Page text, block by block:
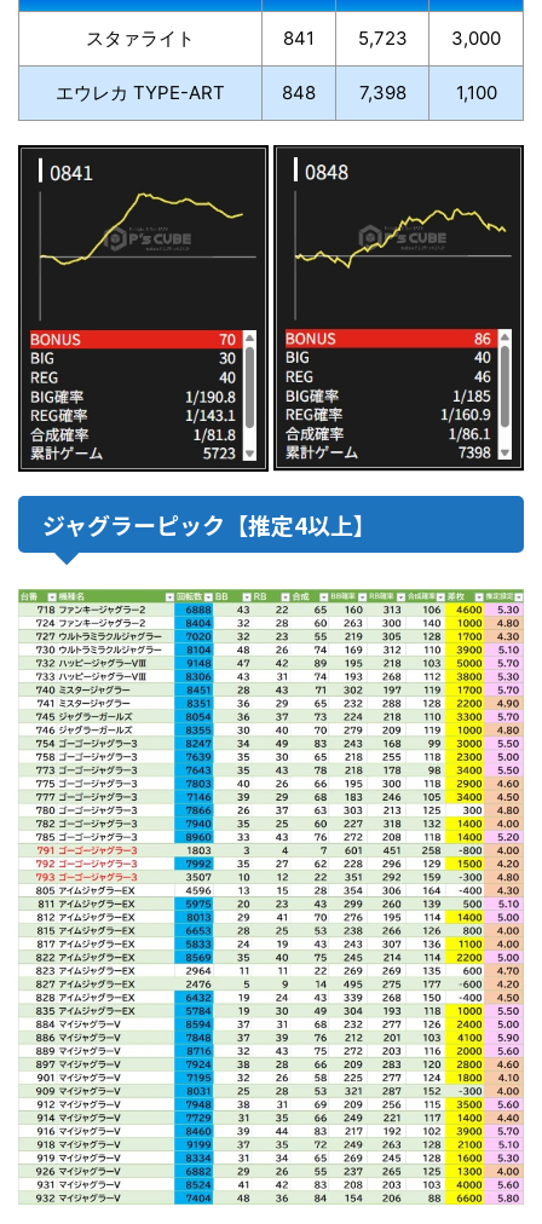
スタァライト 841 5,723 3,000
エウレカ TYPE-ART 848 7,398 1,100
ジャグラーピック【推定4以上】